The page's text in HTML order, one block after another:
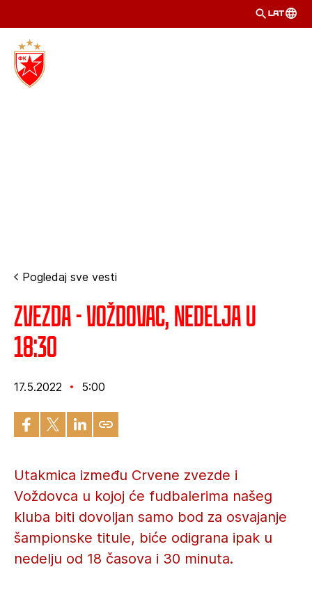
LAT
Pogledaj sve vesti
Zvezda - Voždovac, nedelja u
18:30
17.5.2022 5:00
Utakmica između Crvene zvezde i
Voždovca u kojoj će fudbalerima našeg
kluba biti dovoljan samo bod za osvajanje
šampionske titule, biće odigrana ipak u
nedelju od 18 časova i 30 minuta.